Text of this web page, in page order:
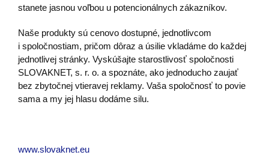
stanete jasnou voľbou u potencionálnych zákazníkov.
Naše produkty sú cenovo dostupné, jednotlivcom
i spoločnostiam, pričom dôraz a úsilie vkladáme do každej
jednotlivej stránky. Vyskúšajte starostlivosť spoločnosti
SLOVAKNET, s. r. o. a spoznáte, ako jednoducho zaujať
bez zbytočnej vtieravej reklamy. Vaša spoločnosť to povie
sama a my jej hlasu dodáme silu.
www.slovaknet.eu